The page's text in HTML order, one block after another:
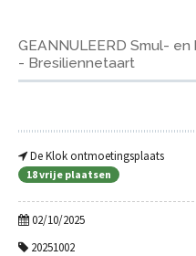
GEANNULEERD Smul-
- Bresiliennetaart
De Klok ontmoetingsplaats
18 vrije plaatsen
02/10/2025
20251002